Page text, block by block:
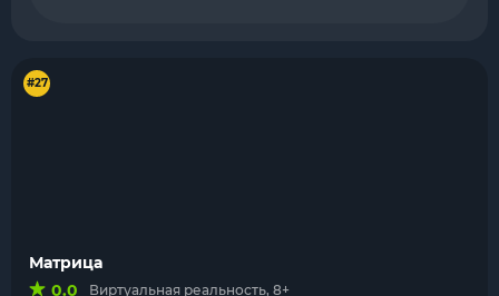
#27
Матрица
0.0
Виртуальная реальность, 8+